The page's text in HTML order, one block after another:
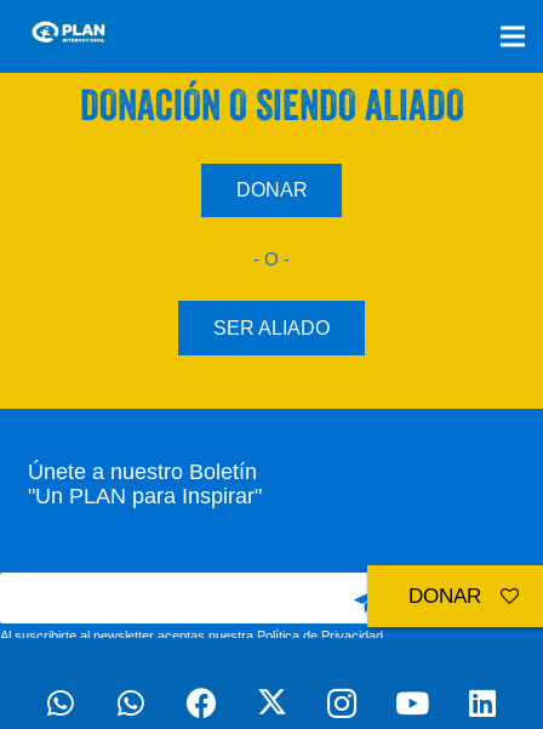
SÚMATE A NUESTRO PLAN CON UNA
DONACIÓN O SIENDO ALIADO
DONAR
- O -
SER ALIADO
Únete a nuestro Boletín
"Un PLAN para Inspirar"
Al suscribirte al newsletter aceptas nuestraPolítica de Privacidad
DONAR